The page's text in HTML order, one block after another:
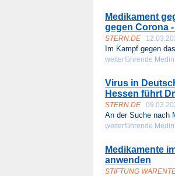
Medikament
gegen Corona
STERN.DE
Im Kampf gegen
weiterführende
Virus in
Hessen führt
STERN.DE
An der Suche nach
weiterführende
Medikamente
anwenden
STIFTUNG